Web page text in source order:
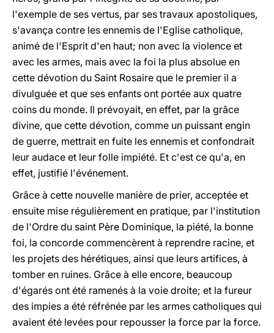
l'exemple de ses vertus, par ses travaux apostoliques,
s'avança contre les ennemis de l'Eglise catholique,
animé de l'Esprit d'en haut; non avec la violence et
avec les armes, mais avec la foi la plus absolue en
cette dévotion du Saint Rosaire que le premier il a
divulguée et que ses enfants ont portée aux quatre
coins du monde. Il prévoyait, en effet, par la grâce
divine, que cette dévotion, comme un puissant engin
de guerre, mettrait en fuite les ennemis et confondrait
leur audace et leur folle impiété. Et c'est ce qu'a, en
effet, justifié l'événement.
Grâce à cette nouvelle manière de prier, acceptée et
ensuite mise régulièrement en pratique, par l'institution
de l'Ordre du saint Père Dominique, la piété, la bonne
foi, la concorde commencèrent à reprendre racine, et
les projets des hérétiques, ainsi que leurs artifices, à
tomber en ruines. Grâce à elle encore, beaucoup
d'égarés ont été ramenés à la voie droite; et la fureur
des impies a été réfrénée par les armes catholiques qui
avaient été levées pour repousser la force par la force.